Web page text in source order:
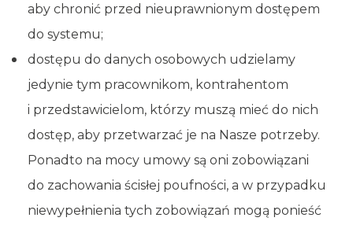
aby chronić przed nieuprawnionym dostępem
do systemu;
dostępu do danych osobowych udzielamy
jedynie tym pracownikom, kontrahentom
i przedstawicielom, którzy muszą mieć do nich
dostęp, aby przetwarzać je na Nasze potrzeby.
Ponadto na mocy umowy są oni zobowiązani
do zachowania ścisłej poufności, a w przypadku
niewypełnienia tych zobowiązań mogą ponieść